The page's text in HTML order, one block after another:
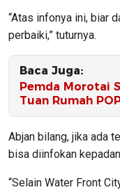
“Atas infonya ini, biar
perbaiki,” tuturnya.
Baca Juga:
​Pemda Morotai
Tuan Rumah
Abjan bilang, jika ada
bisa diinfokan
“Selain Water Front